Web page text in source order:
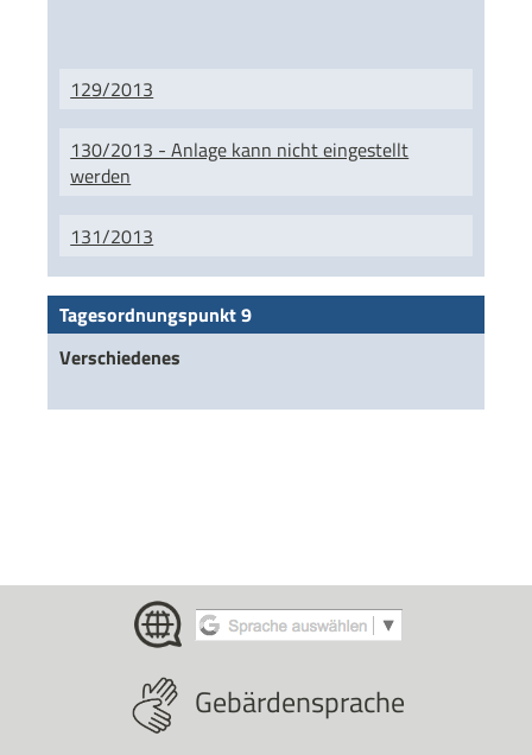
129/2013
130/2013 - Anlage kann nicht eingestellt
werden
131/2013
Tagesordnungspunkt 9
Verschiedenes
Gebärdensprache